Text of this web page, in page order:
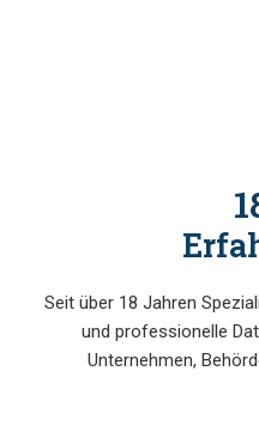
Seit über 18 Jahren
und professionelle
Unternehmen,